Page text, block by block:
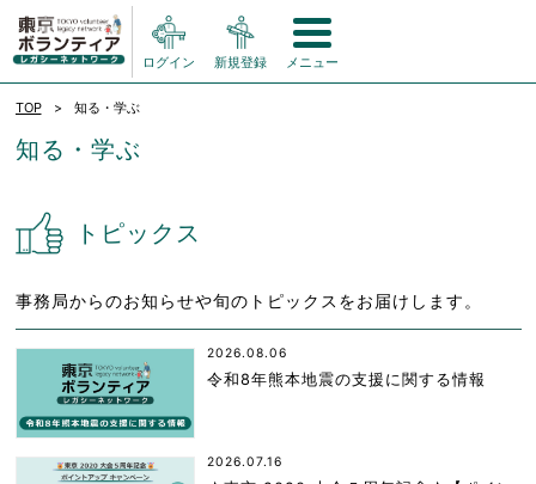
ログイン 新規登録 メニュー
TOP 知る・学ぶ
知る・学ぶ
トピックス
事務局からのお知らせや旬のトピックスをお届けします。
2026.08.06
令和8年熊本地震の支援に関する情報
2026.07.16